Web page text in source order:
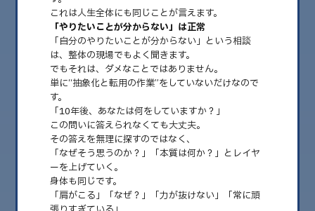
2026.05
2026.04
2026.03
2026.02
2026.01
2025.12
2025.11
2025.10
これは人生全体にも同じことが言えます。
「やりたいことが分からない」は正常
「自分のやりたいことが分からない」という相談
は、整体の現場でもよく聞きます。
でもそれは、ダメなことではありません。
単に“抽象化と転用の作業”をしていないだけなので
す。
「10年後、あなたは何をしていますか？」
この問いに答えられなくても大丈夫。
その答えを無理に探すのではなく、
「なぜそう思うのか？」「本質は何か？」とレイヤ
ーを上げていく。
身体も同じです。
「肩がこる」→「なぜ？」→「力が抜けない」→「常に頑